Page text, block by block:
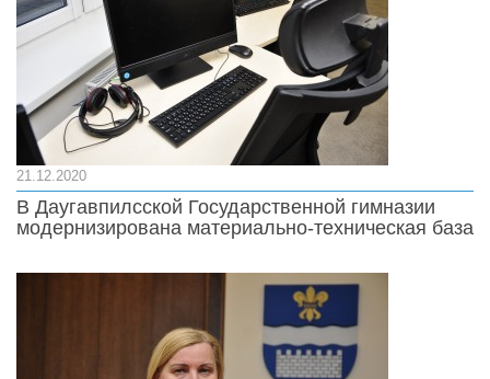
21.12.2020
В Даугавпилсской Государственной гимназии
модернизирована материально-техническая база